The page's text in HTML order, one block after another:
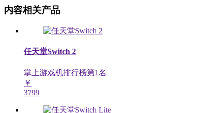
内容相关产品
任天堂Switch 2
掌上游戏机排行榜第1名
￥
3799